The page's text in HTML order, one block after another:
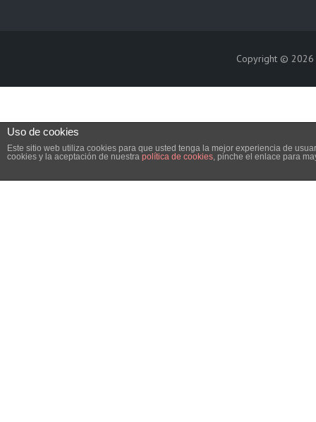
Copyright © 2026
Uso de cookies
Este sitio web utiliza cookies para que usted tenga la mejor experiencia de
cookies y la aceptación de nuestra política de cookies, pinche el enlace para